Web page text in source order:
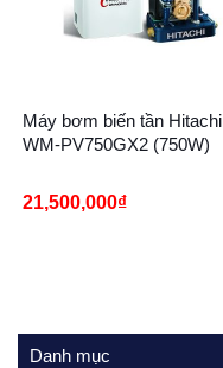
Máy bơm biến tần Hitachi
WM-PV750GX2 (750W)
21,500,000₫
Danh mục